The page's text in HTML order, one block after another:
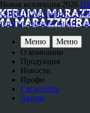
Новая коллекция 2026
ОФИЦИАЛЬНЫЙ САЙТ
плитка, керамогранит,
Меню
Меню
О компании
Продукция
Новости
Профи
Где купить
Акции